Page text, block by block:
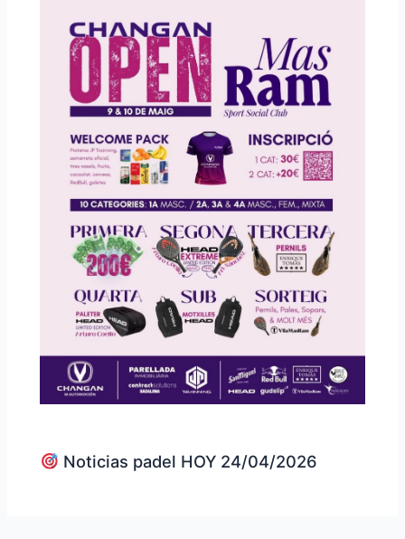
Noticias padel HOY 24/04/2026